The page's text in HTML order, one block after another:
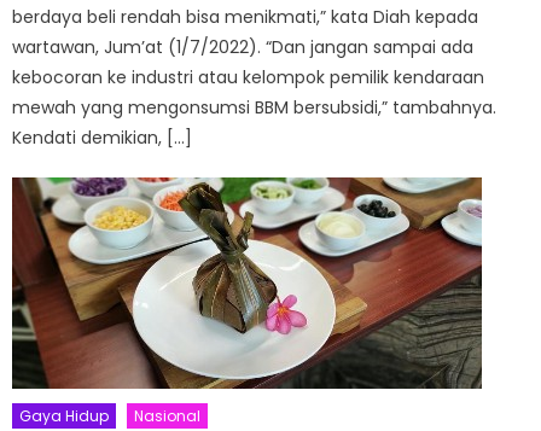
berdaya beli rendah bisa menikmati,” kata Diah kepada
wartawan, Jum’at (1/7/2022). “Dan jangan sampai ada
kebocoran ke industri atau kelompok pemilik kendaraan
mewah yang mengonsumsi BBM bersubsidi,” tambahnya.
Kendati demikian, […]
Gaya Hidup Nasional